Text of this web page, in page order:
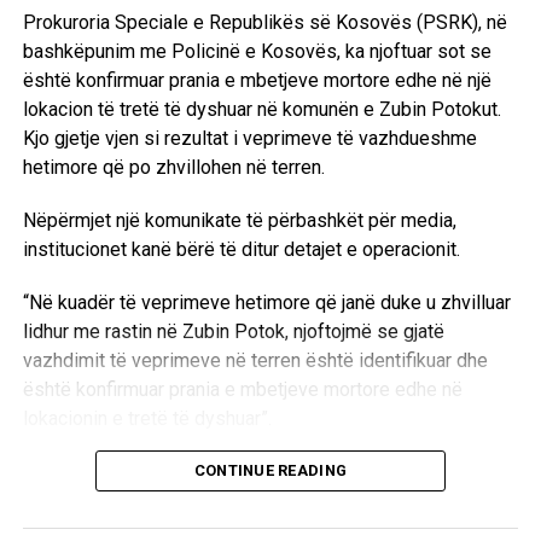
UP NEXT
Rubio: Anëtarësimi i Kosovës në NATO tani nuk është në
krye të agjendës së aleatëve
DON'T MISS
Arrestohen dy persona në Gllogoc, sekuestrohen drogë
dhe para me vlerë rreth 3.550 euro
Prokuroria Speciale e Republikës së Kosovës (PSRK), në
bashkëpunim me Policinë e Kosovës, ka njoftuar sot se
është konfirmuar prania e mbetjeve mortore edhe në një
lokacion të tretë të dyshuar në komunën e Zubin Potokut.
Kjo gjetje vjen si rezultat i veprimeve të vazhdueshme
hetimore që po zhvillohen në terren.
Nëpërmjet një komunikate të përbashkët për media,
institucionet kanë bërë të ditur detajet e operacionit.
“Në kuadër të veprimeve hetimore që janë duke u zhvilluar
lidhur me rastin në Zubin Potok, njoftojmë se gjatë
vazhdimit të veprimeve në terren është identifikuar dhe
është konfirmuar prania e mbetjeve mortore edhe në
Aktualisht, autoritetet kompetente janë duke kryer
CONTINUE READING